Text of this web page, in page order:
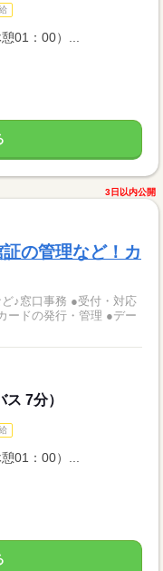
01：00）...
3日以内公開
の管理など！カ
●受付・対応
ードの発行・管理 ●デー
7分）
01：00）...